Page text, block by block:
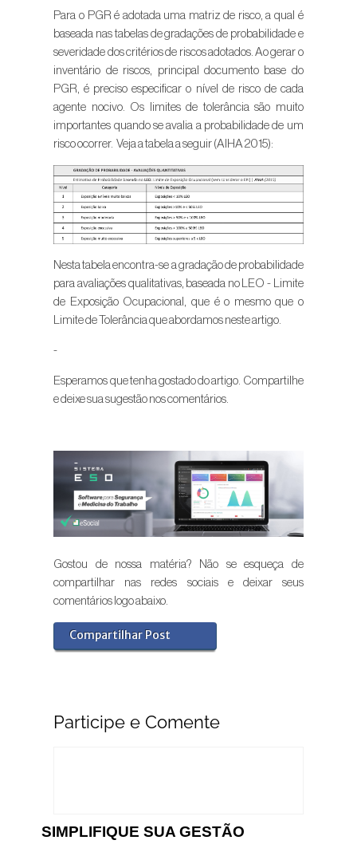
Para o PGR é adotada uma matriz de risco, a qual é
baseada nas tabelas de gradações de probabilidade e
severidade dos critérios de riscos adotados. Ao gerar o
inventário de riscos, principal documento base do
PGR, é preciso especificar o nível de risco de cada
agente nocivo. Os limites de tolerância são muito
importantes quando se avalia a probabilidade de um
risco ocorrer. Veja a tabela a seguir (AIHA 2015):
Nesta tabela encontra-se a gradação de probabilidade
para avaliações qualitativas, baseada no LEO - Limite
de Exposição Ocupacional, que é o mesmo que o
Limite de Tolerância que abordamos neste artigo.
-
Esperamos que tenha gostado do artigo. Compartilhe
e deixe sua sugestão nos comentários.
Gostou de nossa matéria? Não se esqueça de
compartilhar nas redes sociais e deixar seus
comentários logo abaixo.
Compartilhar Post
Participe e Comente
SIMPLIFIQUE SUA GESTÃO